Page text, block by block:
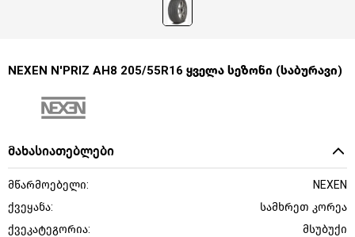
NEXEN N'PRIZ AH8 205/55R16 ყველა სეზონი (საბურავი)
მახასიათებლები
მწარმოებელი:
NEXEN
ქვეყანა:
სამხრეთ კორეა
ქვეკატეგორია:
მსუბუქი